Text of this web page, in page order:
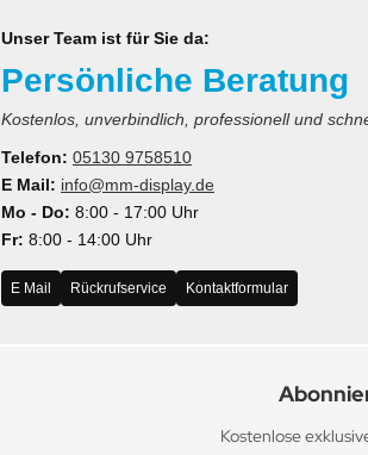
Unser Team ist für Sie da:
Persönliche Beratung
Kostenlos, unverbindlich, professionell und
Telefon: 05130 9758510
E Mail: info@mm-display.de
Mo - Do: 8:00 - 17:00 Uhr
Fr: 8:00 - 14:00 Uhr
E Mail Rückrufservice Kontaktformular
Kostenlose